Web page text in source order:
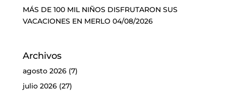
MÁS DE 100 MIL NIÑOS DISFRUTARON SUS
VACACIONES EN MERLO 04/08/2026
Archivos
agosto 2026(7)
julio 2026(27)